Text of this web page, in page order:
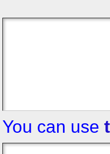
You can use